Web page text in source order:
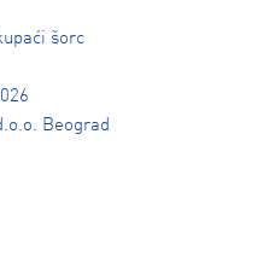
šorc
Beograd